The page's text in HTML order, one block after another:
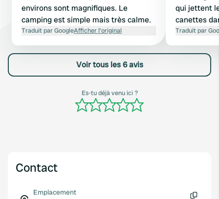
environs sont magnifiques. Le
camping est simple mais très calme.
Traduit par GoogleAfficher l'original
qui jettent
canettes
au fond à
le plus
la haie,
Traduit par
Voir tous les 6 avis
Es-tu déjà venu ici ?
Contact
Emplacement